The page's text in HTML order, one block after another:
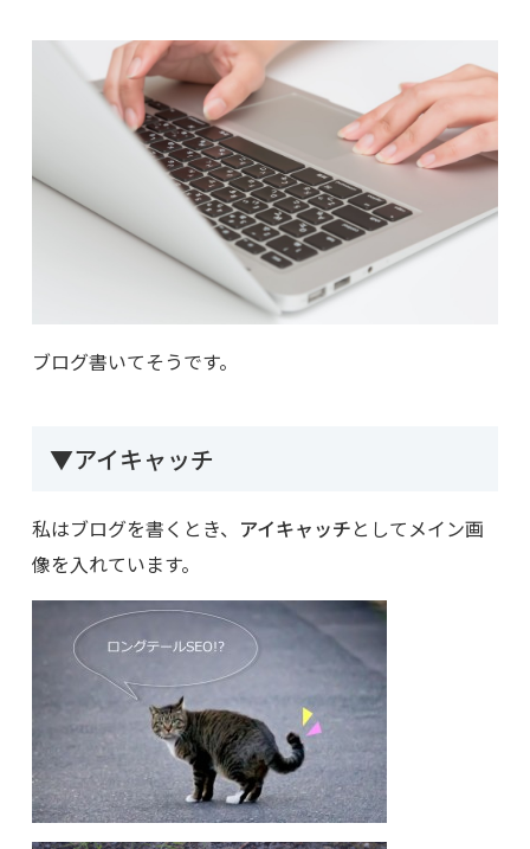
ブログ書いてそうです。
▼アイキャッチ
私はブログを書くとき、 アイキャッチとしてメイン画
像を入れています。